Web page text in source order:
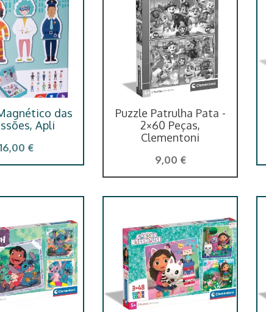
das
Apli
16,00 €
Puzzle Patrulha Pata -
2×60 Peças,
Clementoni
9,00 €